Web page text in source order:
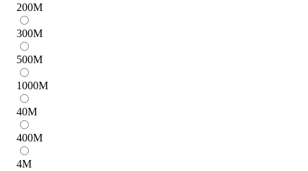
200M
300M
500M
1000M
40M
400M
4M